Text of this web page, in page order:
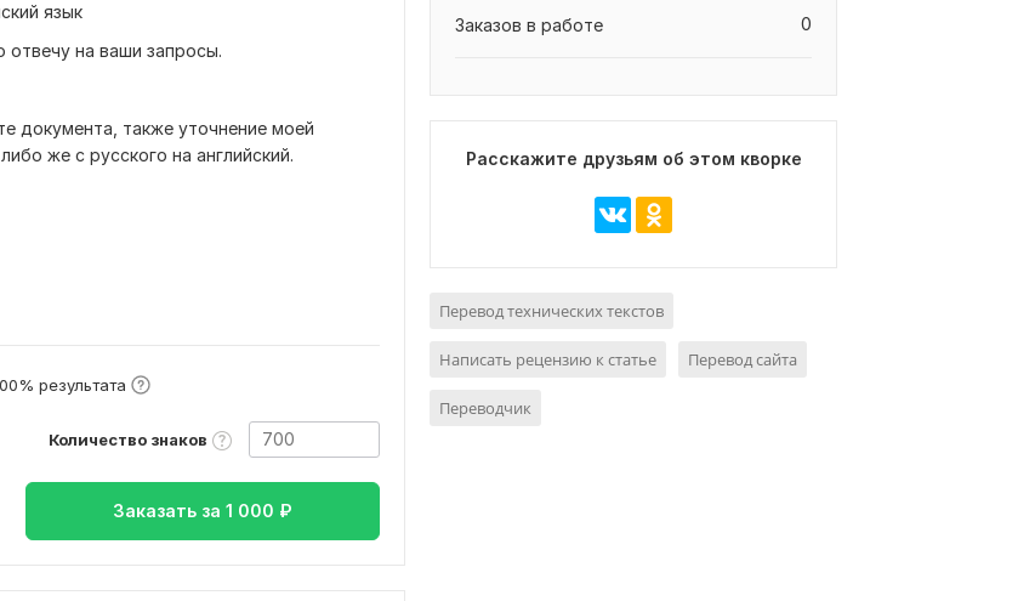
язык
отвечу на ваши запросы.
документа, также уточнение моей
же с русского на английский.
результата
Количество знаков
Заказать за 1 000 ₽
0
Заказов в работе
Расскажите друзьям об этом кворке
Перевод технических текстов
Написать рецензию к статье Перевод сайта
Переводчик